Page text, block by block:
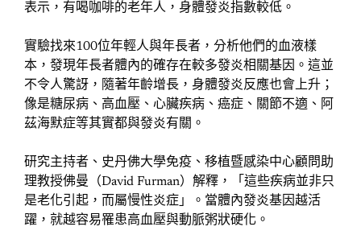
表示，有喝咖啡的老年人，身體發炎指數較低。
實驗找來100位年輕人與年長者，分析他們的血液樣
本，發現年長者體內的確存在較多發炎相關基因。這並
不令人驚訝，隨著年齡增長，身體發炎反應也會上升；
像是糖尿病、高血壓、心臟疾病、癌症、關節不適、阿
茲海默症等其實都與發炎有關。
研究主持者、史丹佛大學免疫、移植暨感染中心顧問助
理教授佛曼（David Furman）解釋，「這些疾病並非只
是老化引起，而屬慢性炎症」。當體內發炎基因越活
躍，就越容易罹患高血壓與動脈粥狀硬化。